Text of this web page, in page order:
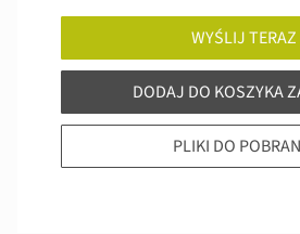
WYŚLIJ TERAZ
DODAJ DO KOSZYKA
PLIKI DO